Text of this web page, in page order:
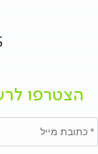
הצטרפו